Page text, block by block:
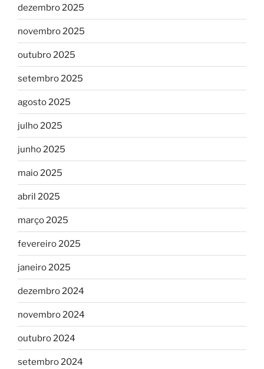
dezembro 2025
novembro 2025
outubro 2025
setembro 2025
agosto 2025
julho 2025
junho 2025
maio 2025
abril 2025
março 2025
fevereiro 2025
janeiro 2025
dezembro 2024
novembro 2024
outubro 2024
setembro 2024